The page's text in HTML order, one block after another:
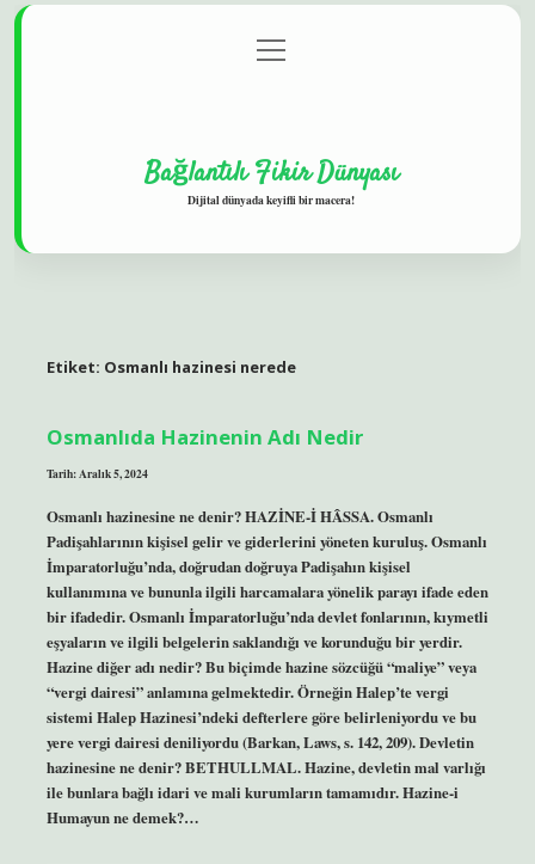
Gizlilik Politikası
menüyü
aç
Bağlantılı Fikir Dünyası
Dijital dünyada keyifli bir macera!
Etiket: Osmanlı hazinesi nerede
Osmanlıda Hazinenin Adı Nedir
Tarih: Aralık 5, 2024
Osmanlı hazinesine ne denir? HAZİNE-İ HÂSSA. Osmanlı
Padişahlarının kişisel gelir ve giderlerini yöneten kuruluş. Osmanlı
İmparatorluğu’nda, doğrudan doğruya Padişahın kişisel
kullanımına ve bununla ilgili harcamalara yönelik parayı ifade eden
bir ifadedir. Osmanlı İmparatorluğu’nda devlet fonlarının, kıymetli
eşyaların ve ilgili belgelerin saklandığı ve korunduğu bir yerdir.
Hazine diğer adı nedir? Bu biçimde hazine sözcüğü “maliye” veya
“vergi dairesi” anlamına gelmektedir. Örneğin Halep’te vergi
sistemi Halep Hazinesi’ndeki defterlere göre belirleniyordu ve bu
yere vergi dairesi deniliyordu (Barkan, Laws, s. 142, 209). Devletin
hazinesine ne denir? BETHULLMAL. Hazine, devletin mal varlığı
ile bunlara bağlı idari ve mali kurumların tamamıdır. Hazine-i
Humayun ne demek?…